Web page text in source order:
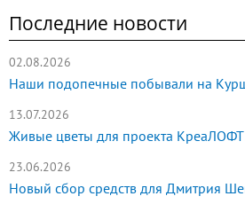
Последние новости
02.08.2026
Наши подопечные побывали на
13.07.2026
Живые цветы для проекта
23.06.2026
Новый сбор средств для Дмитрия